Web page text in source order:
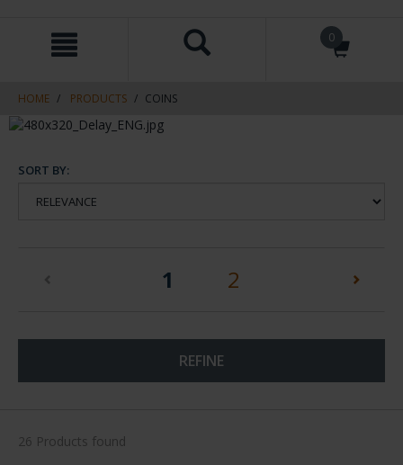
navigation
0
HOME PRODUCTS COINS
SORT BY:
1 (current)
2
REFINE
26 Products found